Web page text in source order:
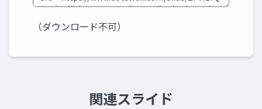
（ダウンロード不可）
関連スライド